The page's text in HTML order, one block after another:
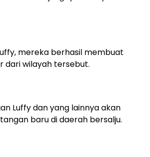
mereka berhasil membuat
dari wilayah tersebut.
Luffy dan yang lainnya akan
baru di daerah bersalju.